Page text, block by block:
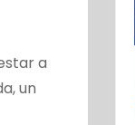
a
un